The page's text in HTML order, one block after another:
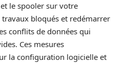
le spooler sur votre
bloqués et redémarrer
conflits de données qui
Ces mesures
la configuration logicielle et